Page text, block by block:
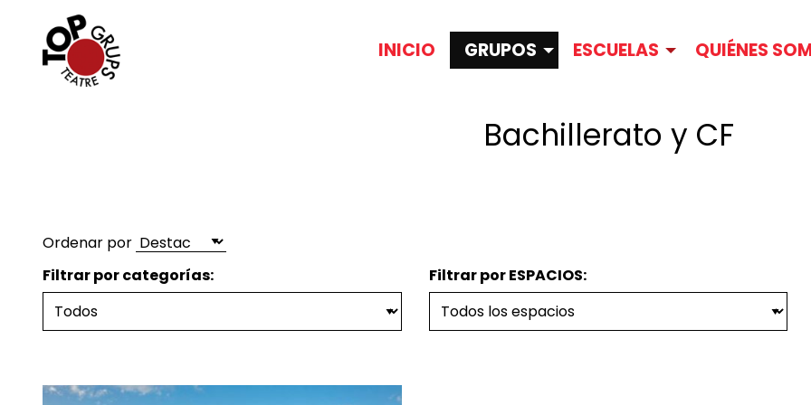
INICIO GRUPOS ESCUELAS QUIÉNES
Bachillerato y CF
Ordenar por
Filtrar por categorías:
Filtrar por ESPACIOS: